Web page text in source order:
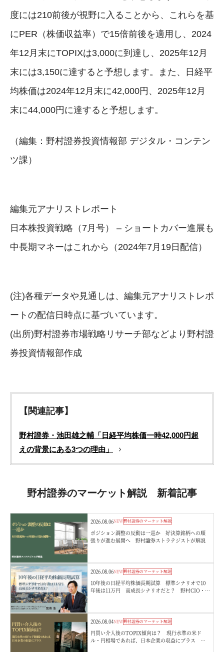
度には210前後が視野に入ることから、これらを基
にPER（株価収益率）で15倍前後を適用し、2024
年12月末にTOPIXは3,000に到達し、2025年12月
末には3,150に達すると予想します。また、日経平
均株価は2024年12月末に42,000円、2025年12月
末に44,000円に達すると予想します。
（編集：野村證券投資情報部 デジタル・コンテン
ツ課）
編集元アナリストレポート
日本株投資戦略（7月号） – ショートカバー進展も
中長期マネーはこれから（2024年7月19日配信）
(注)各種データや見通しは、編集元アナリストレポ
ートの配信日時点に基づいています。
(出所)野村證券市場戦略リサーチ部などより野村證
券投資情報部作成
【関連記事】
野村證券・池田雄之輔「日経平均株価一時42,000円超
えの背景にある3つの理由」
野村證券のマーケット解説 新着記事
2026.08.06NEW野村證券のマーケット解説
ポジション調整の反動は一巡か 好決算銘柄への順
張りが進む展開へ 野村證券ストラテジストが解説
2026.08.06NEW野村證券のマーケット解説
10年後の日経平均株価長期試算 標準シナリオで10
年後は11万円 高成長シナリオだと？ 野村CIO・宮
2026.08.04NEW野村證券のマーケット解説
円買い介入後のTOPIX傾向は？ 現行水準の米ド
ル・円相場であれば、日本企業の収益にプラス 野